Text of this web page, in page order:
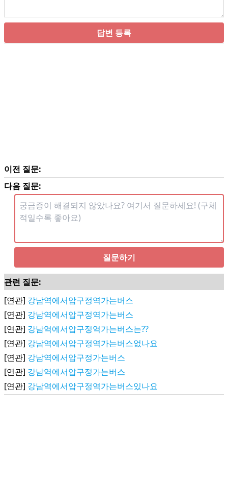
답변 등록
이전 질문:
다음 질문:
질문하기
관련 질문:
[연관] 강남역에서압구정역가는버스
[연관] 강남역에서압구정역가는버스
[연관] 강남역에서압구정역가는버스는??
[연관] 강남역에서압구정역가는버스없나요
[연관] 강남역에서압구정가는버스
[연관] 강남역에서압구정가는버스
[연관] 강남역에서압구정역가는버스있나요